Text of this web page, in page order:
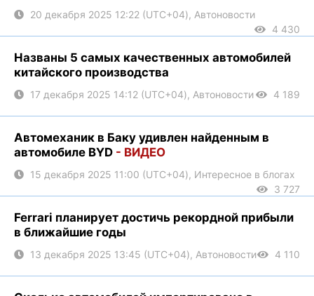
20 декабря 2025 12:22 (UTC+04), Автоновости
4 430
Названы 5 самых качественных автомобилей
китайского производства
17 декабря 2025 14:12 (UTC+04), Автоновости 4 189
Автомеханик в Баку удивлен найденным в
автомобиле BYD - ВИДЕО
15 декабря 2025 11:00 (UTC+04), Интересное в блогах
3 727
Ferrari планирует достичь рекордной прибыли
в ближайшие годы
13 декабря 2025 13:45 (UTC+04), Автоновости 4 110